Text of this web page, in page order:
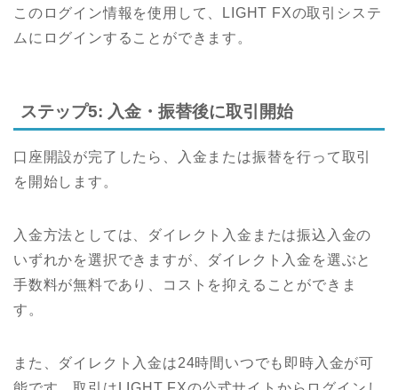
このログイン情報を使用して、LIGHT FXの取引システ
ムにログインすることができます。
ステップ5: 入金・振替後に取引開始
口座開設が完了したら、入金または振替を行って取引
を開始します。
入金方法としては、ダイレクト入金または振込入金の
いずれかを選択できますが、ダイレクト入金を選ぶと
手数料が無料であり、コストを抑えることができま
す。
また、ダイレクト入金は24時間いつでも即時入金が可